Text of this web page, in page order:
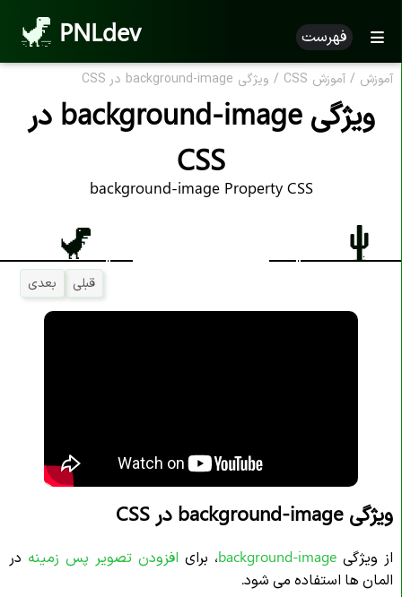
PNLdev فهرست
آموزش / آموزش CSS / ویژگی background-image در CSS
ویژگی background-image در
CSS
background-image Property CSS
قبلی بعدی
ویژگی background-image در CSS
از ویژگی ، برای افزودن تصویر پس زمینه در
المان ها استفاده می شود.